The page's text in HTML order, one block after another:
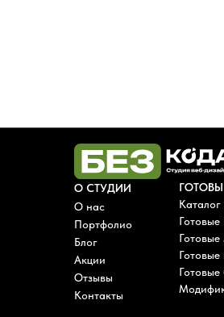
О СТУДИИ
О нас
Портфолио
Блог
Акции
Отзывы
Контакты
Каталог
Готовые
Готовые